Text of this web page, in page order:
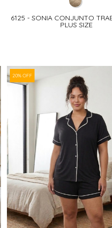
6125 - SONIA CONJUNTO
PLUS SIZE
20% OFF